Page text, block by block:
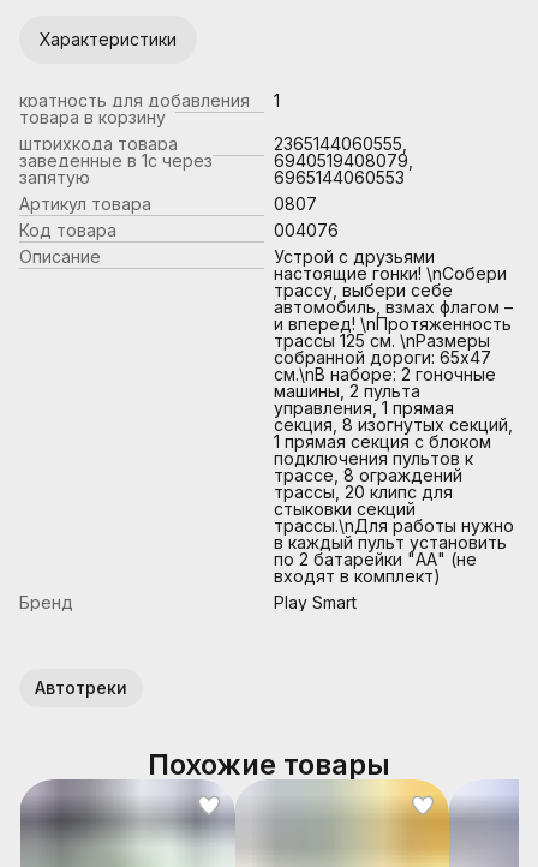
Характеристики
кратность для добавления
товара в корзину
1
штрихкода товара
заведенные в 1с через
запятую
2365144060555,
6940519408079,
6965144060553
Артикул товара
0807
Код товара
004076
Описание
Устрой с друзьями
настоящие гонки! \nСобери
трассу, выбери себе
автомобиль, взмах флагом –
и вперед! \nПротяженность
трассы 125 см. \nРазмеры
собранной дороги: 65х47
см.\nВ наборе: 2 гоночные
машины, 2 пульта
управления, 1 прямая
секция, 8 изогнутых секций,
1 прямая секция с блоком
подключения пультов к
трассе, 8 ограждений
трассы, 20 клипс для
стыковки секций
трассы.\nДля работы нужно
в каждый пульт установить
по 2 батарейки "АА" (не
входят в комплект)
Бренд
Play Smart
Автотреки
Похожие товары